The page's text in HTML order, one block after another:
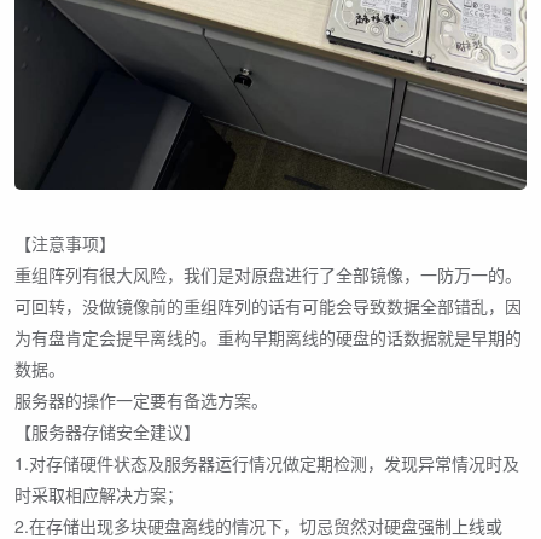
【注意事项】
重组阵列有很大风险，我们是对原盘进行了全部镜像，一防万一的。
可回转，没做镜像前的重组阵列的话有可能会导致数据全部错乱，因
为有盘肯定会提早离线的。重构早期离线的硬盘的话数据就是早期的
数据。
服务器的操作一定要有备选方案。
【服务器存储安全建议】
1.对存储硬件状态及服务器运行情况做定期检测，发现异常情况时及
时采取相应解决方案；
2.在存储出现多块硬盘离线的情况下，切忌贸然对硬盘强制上线或